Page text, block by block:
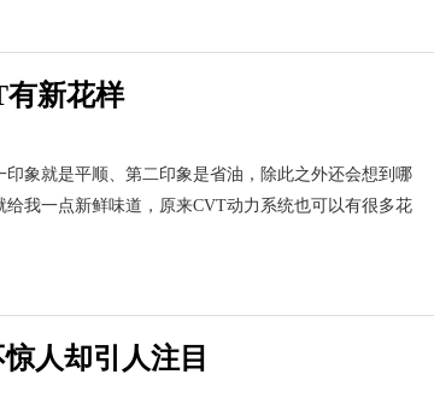
有新花样
象就是平顺、第二印象是省油，除此之外还会想到哪
我一点新鲜味道，原来CVT动力系统也可以有很多花
人却引人注目